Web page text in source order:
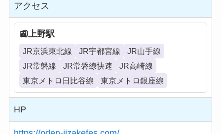
アクセス
上野駅
JR京浜東北線 JR宇都宮線
JR山手線
JR常磐線
JR常磐線快速
JR高崎線
東京メトロ日比谷線
東京メトロ銀座線
HP